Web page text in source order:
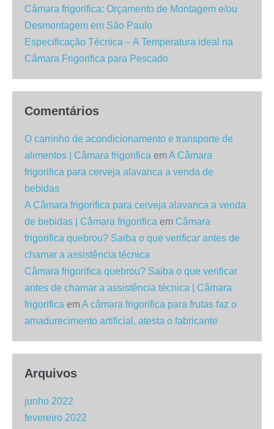
Câmara frigorifica: Orçamento de Montagem e/ou
Desmontagem em São Paulo
Especificação Técnica – A Temperatura ideal na
Câmara Frigorifica para Pescado
Comentários
O carrinho de acondicionamento e transporte de
alimentos | Câmara frigorifica emA Câmara
frigorifica para cerveja alavanca a venda de
bebidas
A Câmara frigorifica para cerveja alavanca a venda
de bebidas | Câmara frigorifica em Câmara
frigorifica quebrou? Saiba o que verificar antes de
chamar a assistência técnica
Câmara frigorifica quebrou? Saiba o que verificar
antes de chamar a assistência técnica | Câmara
frigorifica emA câmara frigorifica para frutas faz o
amadurecimento artificial, atesta o fabricante
Arquivos
junho 2022
fevereiro 2022